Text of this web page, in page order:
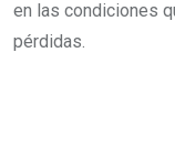
en las condiciones
pérdidas.